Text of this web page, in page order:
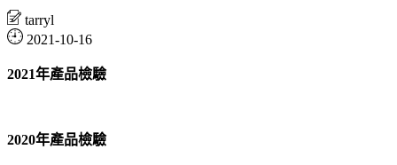
tarryl
2021-10-16
2021年產品檢驗
2020年產品檢驗